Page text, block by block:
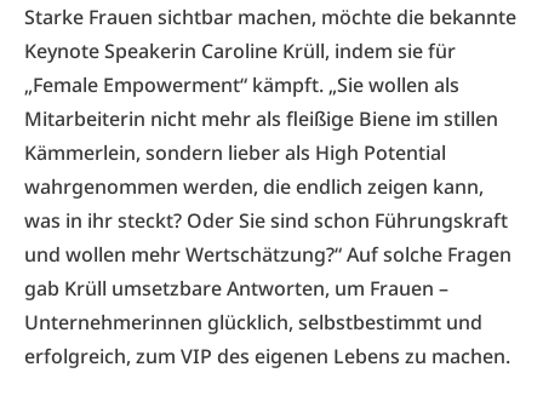
Starke Frauen sichtbar machen, möchte die bekannte
Keynote Speakerin Caroline Krüll, indem sie für
„Female Empowerment“ kämpft. „Sie wollen als
Mitarbeiterin nicht mehr als fleißige Biene im stillen
Kämmerlein, sondern lieber als High Potential
wahrgenommen werden, die endlich zeigen kann,
was in ihr steckt? Oder Sie sind schon Führungskraft
und wollen mehr Wertschätzung?“ Auf solche Fragen
gab Krüll umsetzbare Antworten, um Frauen –
Unternehmerinnen glücklich, selbstbestimmt und
erfolgreich, zum VIP des eigenen Lebens zu machen.